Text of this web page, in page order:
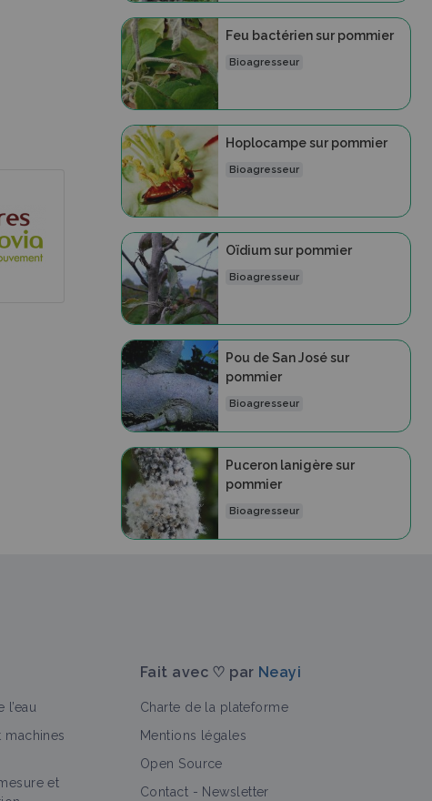
Feu bactérien sur pommier
Bioagresseur
Hoplocampe sur pommier
Bioagresseur
Oïdium sur pommier
Bioagresseur
Pou de San José sur
pommier
Bioagresseur
Puceron lanigère sur
pommier
Bioagresseur
l’eau
machines
et
Fait avec ♡ par Neayi
Charte de la plateforme
Mentions légales
Open Source
Contact - Newsletter